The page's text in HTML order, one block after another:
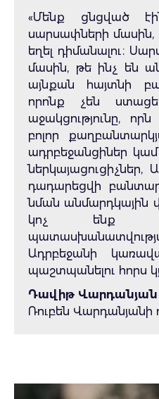
«Մենք ցնցված
սարսափների
եղել դիմանալու։
մասին, թե ինչ են
այնքան հայտնի
որոնք չեն
աջակցությունը,
բոլոր
ադրբեջանցիներ կամ
ներկայացուցիչներ,
դադարեցվի
նման անմարդկային
կոչ ենք
Ադրբեջանի
պաշտպանելու հորս
Դավիթ Վարդանյան
Ռուբեն Վարդանյանի